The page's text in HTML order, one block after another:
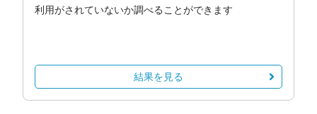
利用がされていないか調べることができます
結果を見る